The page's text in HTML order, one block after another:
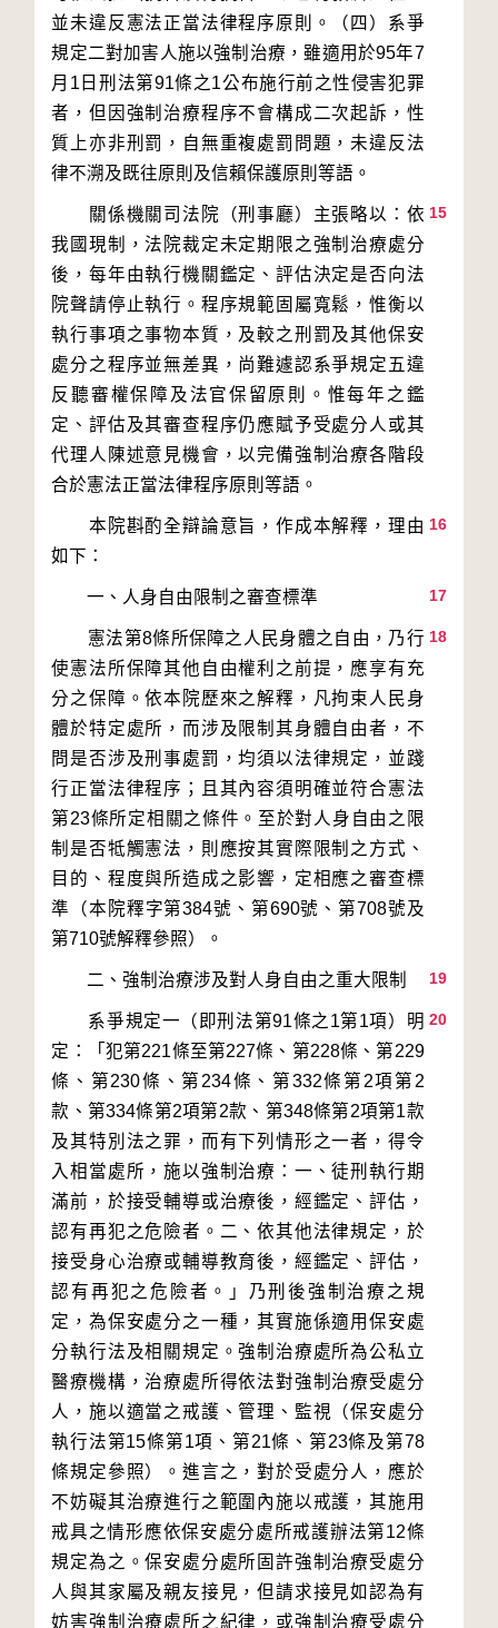
並未違反憲法正當法律程序原則。（四）系爭
規定二對加害人施以強制治療，雖適用於95年7
月1日刑法第91條之1公布施行前之性侵害犯罪
者，但因強制治療程序不會構成二次起訴，性
質上亦非刑罰，自無重複處罰問題，未違反法
15
關係機關司法院（刑事廳）主張略以：依
我國現制，法院裁定未定期限之強制治療處分
後，每年由執行機關鑑定、評估決定是否向法
院聲請停止執行。程序規範固屬寬鬆，惟衡以
執行事項之事物本質，及較之刑罰及其他保安
處分之程序並無差異，尚難遽認系爭規定五違
反聽審權保障及法官保留原則。惟每年之鑑
定、評估及其審查程序仍應賦予受處分人或其
代理人陳述意見機會，以完備強制治療各階段
16
本院斟酌全辯論意旨，作成本解釋，理由
17
18
憲法第8條所保障之人民身體之自由，乃行
使憲法所保障其他自由權利之前提，應享有充
分之保障。依本院歷來之解釋，凡拘束人民身
體於特定處所，而涉及限制其身體自由者，不
問是否涉及刑事處罰，均須以法律規定，並踐
行正當法律程序；且其內容須明確並符合憲法
第23條所定相關之條件。至於對人身自由之限
制是否牴觸憲法，則應按其實際限制之方式、
目的、程度與所造成之影響，定相應之審查標
準（本院釋字第384號、第690號、第708號及
19
20
系爭規定一（即刑法第91條之1第1項）明
定：「犯第221條至第227條、第228條、第229
條、第230條、第234條、第332條第2項第2
款、第334條第2項第2款、第348條第2項第1款
及其特別法之罪，而有下列情形之一者，得令
入相當處所，施以強制治療：一、徒刑執行期
滿前，於接受輔導或治療後，經鑑定、評估，
認有再犯之危險者。二、依其他法律規定，於
接受身心治療或輔導教育後，經鑑定、評估，
認有再犯之危險者。」乃刑後強制治療之規
定，為保安處分之一種，其實施係適用保安處
分執行法及相關規定。強制治療處所為公私立
醫療機構，治療處所得依法對強制治療受處分
人，施以適當之戒護、管理、監視（保安處分
執行法第15條第1項、第21條、第23條及第78
條規定參照）。進言之，對於受處分人，應於
不妨礙其治療進行之範圍內施以戒護，其施用
戒具之情形應依保安處分處所戒護辦法第12條
規定為之。保安處分處所固許強制治療受處分
人與其家屬及親友接見，但請求接見如認為有
妨害強制治療處所之紀律，或強制治療受處分